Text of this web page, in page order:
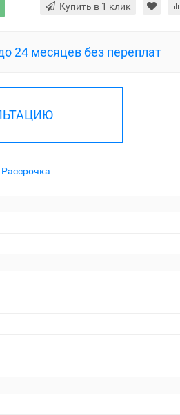
Купить в 1 клик
24 месяцев без переплат
Рассрочка